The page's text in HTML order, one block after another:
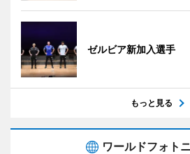
ゼルビア新加入選手
もっと見る
ワールドフォト